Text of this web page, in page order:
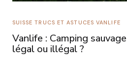
SUISSETRUCS ET ASTUCESVANLIFE
Vanlife : Camping
légal ou illégal ?